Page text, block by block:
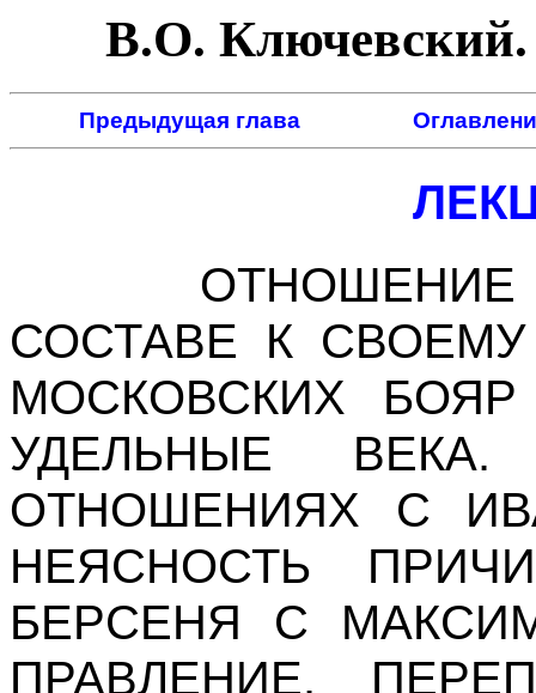
В.О. Ключевский.
Предыдущая глава
ОТНОШЕНИЕ
СОСТАВЕ К
МОСКОВСКИХ
УДЕЛЬНЫЕ
ОТНОШЕНИЯХ С
НЕЯСНОСТЬ
БЕРСЕНЯ С
ПРАВЛЕНИЕ.